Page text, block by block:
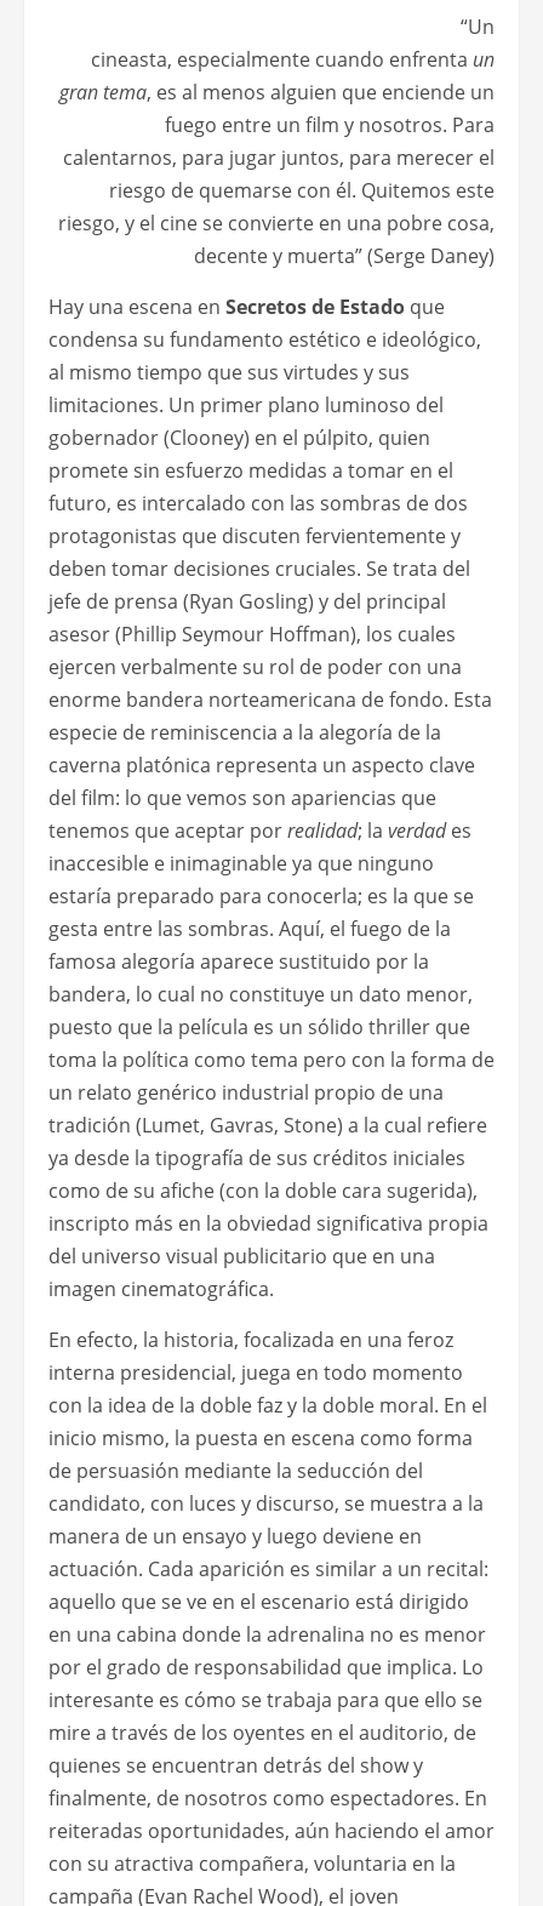
“Un
cineasta, especialmente cuando enfrenta un
gran tema, es al menos alguien que enciende un
fuego entre un film y nosotros. Para
calentarnos, para jugar juntos, para merecer el
riesgo de quemarse con él. Quitemos este
riesgo, y el cine se convierte en una pobre cosa,
decente y muerta” (Serge Daney)
Hay una escena en Secretos de Estado que
condensa su fundamento estético e ideológico,
al mismo tiempo que sus virtudes y sus
limitaciones. Un primer plano luminoso del
gobernador (Clooney) en el púlpito, quien
promete sin esfuerzo medidas a tomar en el
futuro, es intercalado con las sombras de dos
protagonistas que discuten fervientemente y
deben tomar decisiones cruciales. Se trata del
jefe de prensa (Ryan Gosling) y del principal
asesor (Phillip Seymour Hoffman), los cuales
ejercen verbalmente su rol de poder con una
enorme bandera norteamericana de fondo. Esta
especie de reminiscencia a la alegoría de la
caverna platónica representa un aspecto clave
del film: lo que vemos son apariencias que
tenemos que aceptar porrealidad; la verdades
inaccesible e inimaginable ya que ninguno
estaría preparado para conocerla; es la que se
gesta entre las sombras. Aquí, el fuego de la
famosa alegoría aparece sustituido por la
bandera, lo cual no constituye un dato menor,
puesto que la película es un sólido thriller que
toma la política como tema pero con la forma de
un relato genérico industrial propio de una
tradición (Lumet, Gavras, Stone) a la cual refiere
ya desde la tipografía de sus créditos iniciales
como de su afiche (con la doble cara sugerida),
inscripto más en la obviedad significativa propia
del universo visual publicitario que en una
imagen cinematográfica.
En efecto, la historia, focalizada en una feroz
interna presidencial, juega en todo momento
con la idea de la doble faz y la doble moral. En el
inicio mismo, la puesta en escena como forma
de persuasión mediante la seducción del
candidato, con luces y discurso, se muestra a la
manera de un ensayo y luego deviene en
actuación. Cada aparición es similar a un recital:
aquello que se ve en el escenario está dirigido
en una cabina donde la adrenalina no es menor
por el grado de responsabilidad que implica. Lo
interesante es cómo se trabaja para que ello se
mire a través de los oyentes en el auditorio, de
quienes se encuentran detrás del show y
finalmente, de nosotros como espectadores. En
reiteradas oportunidades, aún haciendo el amor
con su atractiva compañera, voluntaria en la
campaña (Evan Rachel Wood), el joven